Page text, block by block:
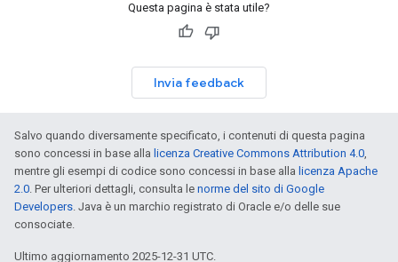
Questa pagina è stata utile?
Invia feedback
Salvo quando diversamente specificato, i contenuti di questa pagina
sono concessi in base alla licenza Creative Commons Attribution 4.0,
mentre gli esempi di codice sono concessi in base alla licenza Apache
2.0. Per ulteriori dettagli, consulta le norme del sito di Google
Developers. Java è un marchio registrato di Oracle e/o delle sue
consociate.
Ultimo aggiornamento 2025-12-31 UTC.